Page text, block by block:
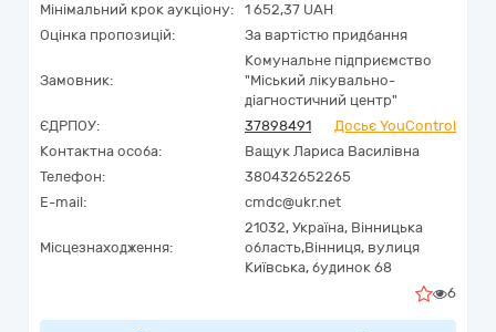
Мінімальний крок аукціону:
1 652,37 UAH
Оцінка пропозицій:
За вартістю придбання
Замовник:
Комунальне підприємство
"Міський лікувально-
діагностичний центр"
ЄДРПОУ:
37898491
Досьє YouControl
Контактна особа:
Ващук Лариса Василівна
Телефон:
380432652265
E-mail:
cmdc@ukr.net
Місцезнаходження:
21032, Україна, Вінницька
область,Вінниця, вулиця
Київська, будинок 68
6